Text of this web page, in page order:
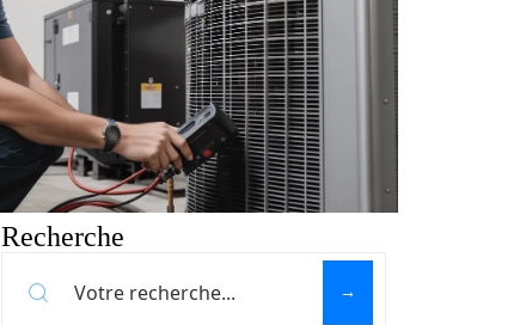
Recherche